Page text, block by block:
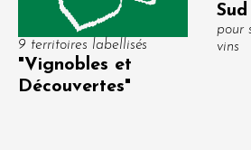
9 territoires labellisés
"Vignobles et
Découvertes"
Sud
pour
vins